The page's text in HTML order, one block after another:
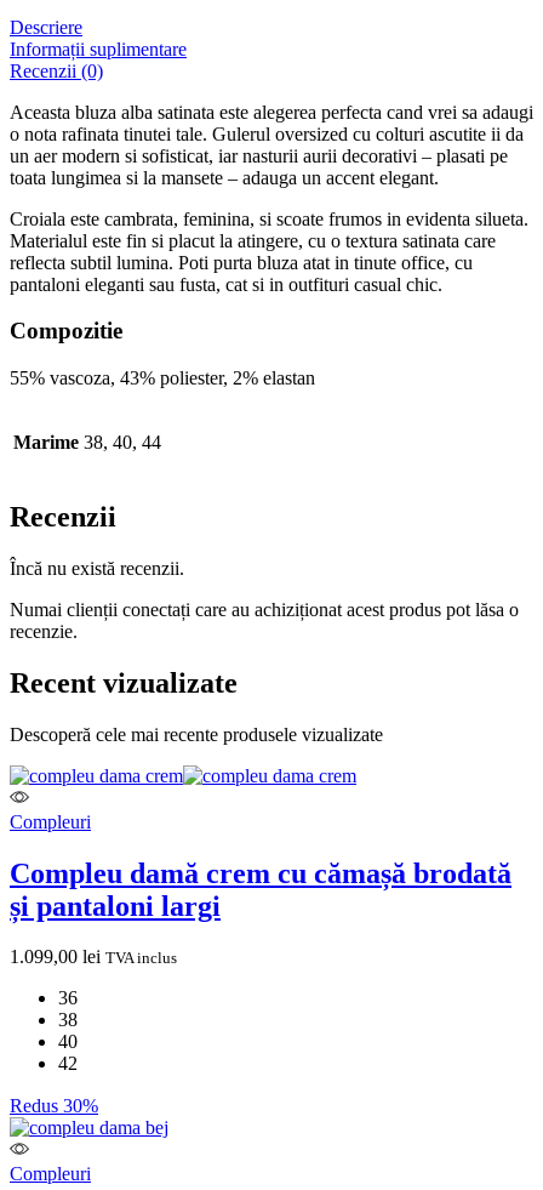
Descriere
Informații suplimentare
Recenzii (0)
Aceasta bluza alba satinata este alegerea perfecta cand vrei sa adaugi
o nota rafinata tinutei tale. Gulerul oversized cu colturi ascutite ii da
un aer modern si sofisticat, iar nasturii aurii decorativi – plasati pe
toata lungimea si la mansete – adauga un accent elegant.
Croiala este cambrata, feminina, si scoate frumos in evidenta silueta.
Materialul este fin si placut la atingere, cu o textura satinata care
reflecta subtil lumina. Poti purta bluza atat in tinute office, cu
pantaloni eleganti sau fusta, cat si in outfituri casual chic.
Compozitie
55% vascoza, 43% poliester, 2% elastan
Marime 38, 40, 44
Recenzii
Încă nu există recenzii.
Numai clienții conectați care au achiziționat acest produs pot lăsa o
recenzie.
Recent vizualizate
Descoperă cele mai recente produsele vizualizate
Compleuri
Compleu damă crem cu cămașă brodată
și pantaloni largi
1.099,00 lei TVA inclus
36
38
40
42
Redus 30%
Compleuri